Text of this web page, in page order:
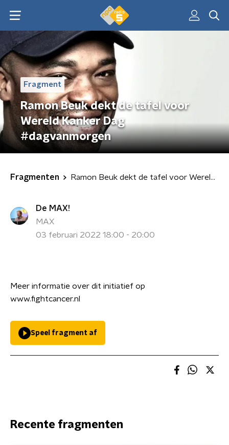
Fragment
Ramon Beuk dekt de tafel voor
Wereld Kanker Dag
#dagvanmorgen
Fragmenten Ramon Beuk dekt de tafel voor Wereld Kanker Dag #dagvanmorgen
De MAX!
MAX
03 februari 2022 18:00 - 20:00
Meer informatie over dit initiatief op
www.fightcancer.nl
Speel fragment af
Recente fragmenten